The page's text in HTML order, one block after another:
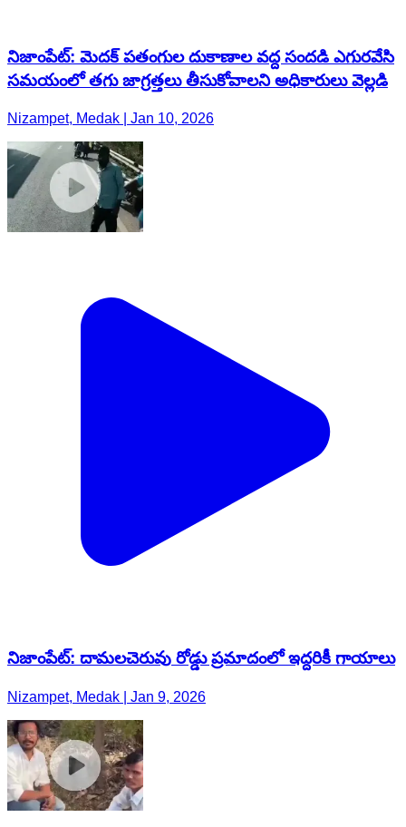
నిజాంపేట్: మెదక్ పతంగుల దుకాణాల వద్ద సందడి ఎగురవేసి
సమయంలో తగు జాగ్రత్తలు తీసుకోవాలని అధికారులు వెల్లడి
Nizampet, Medak | Jan 10, 2026
నిజాంపేట్: దామలచెరువు రోడ్డు ప్రమాదంలో ఇద్దరికీ గాయాలు
Nizampet, Medak | Jan 9, 2026